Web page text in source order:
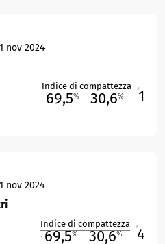
nov 2024
Indice di compattezza
69,5% 30,6% 1
nov 2024
Indice di compattezza
69,5% 30,6% 4